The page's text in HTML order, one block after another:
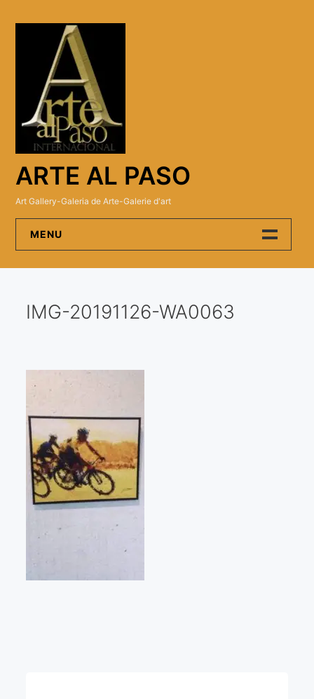
ARTE AL PASO
Art Gallery-Galeria de Arte-Galerie d'art
MENU
Artistas
Visitas a los ateliers o talleres de artistas
Qué dicen de nosotros?
Aviso legal
Política de cookies
Expositions
IMG-20191126-WA0063